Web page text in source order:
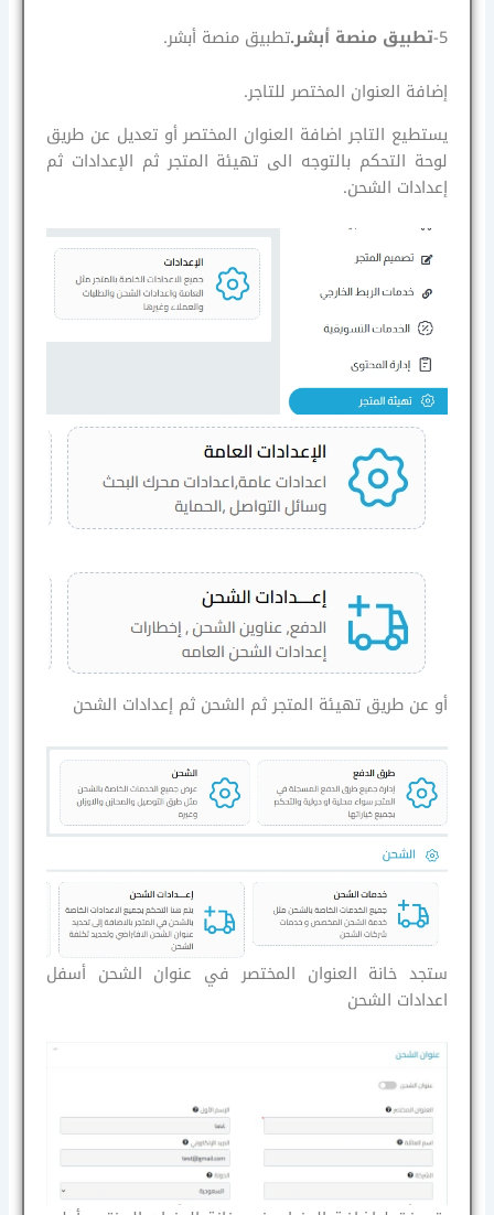
5- تطبيق منصة أبشر.تطبيق منصة أبشر.
إضافة العنوان المختصر للتاجر.
يستطيع التاجر اضافة العنوان المختصر أو تعديل عن طريق
لوحة التحكم بالتوجه الى تهيئة المتجر ثم الإعدادات ثم
إعدادات الشحن.
أو عن طريق تهيئة المتجر ثم الشحن ثم إعدادات الشحن
ستجد خانة العنوان المختصر في عنوان الشحن أسفل
اعدادات الشحن